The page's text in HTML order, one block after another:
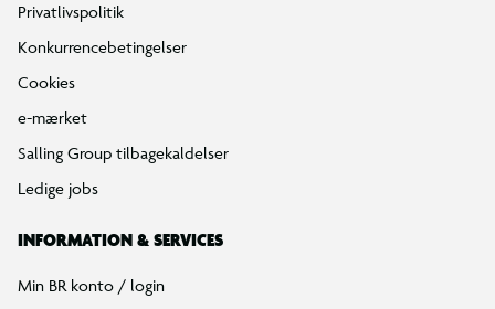
Privatlivspolitik
Konkurrencebetingelser
Cookies
e-mærket
Salling Group tilbagekaldelser
Ledige jobs
INFORMATION & SERVICES
Min BR konto / login